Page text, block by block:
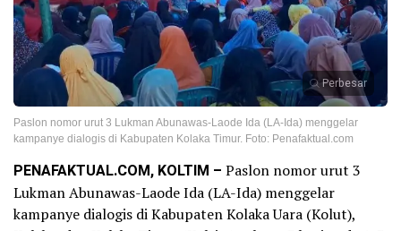
Perbesar
Paslon nomor urut 3 Lukman Abunawas-Laode Ida (LA-Ida) menggelar
kampanye dialogis di Kabupaten Kolaka Timur. Foto: Penafaktual.com
PENAFAKTUAL.COM, KOLTIM – Paslon nomor urut 3
Lukman Abunawas-Laode Ida (LA-Ida) menggelar
kampanye dialogis di Kabupaten Kolaka Uara (Kolut),